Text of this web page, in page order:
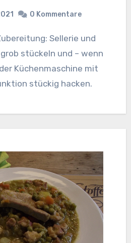
0 Kommentare
stückeln und – wenn
Küchenmaschine mit
stückig hacken.